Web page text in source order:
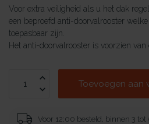
Voor extra veiligheid als u het dak
een beproefd anti-doorvalrooster
toepasbaar zijn.
Het anti-doorvalrooster is voorzien van
Toevoegen aan
Voor 12:00 besteld, binnen 3